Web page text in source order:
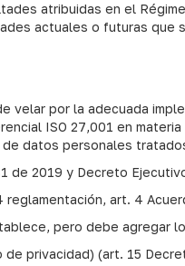
atribuidas en el
actuales o futuras que
velar por la adecuada
ISO 27,001 en
datos personales
de 2019 y Decreto
art. 4
pero debe agregar
privacidad) (art. 15